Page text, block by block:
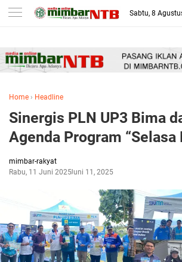
-->
Sabtu, 8
Home › Headline
Sinergis PLN UP3 Bima
Agenda Program “Selasa
mimbar-rakyat
Rabu, 11 Juni 2025Juni 11, 2025